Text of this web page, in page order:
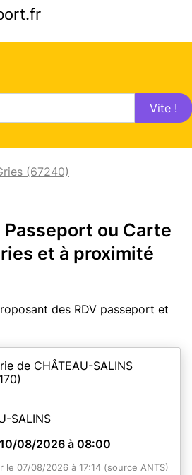
Vite !
(67240)
ou Carte
et à proximité
des RDV passeport et
de CHÂTEAU-SALINS
SALINS
10/08/2026 à 08:00
le 07/08/2026 à 17:14 (source ANTS)